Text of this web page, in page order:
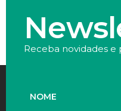
Receba novidades
NOME